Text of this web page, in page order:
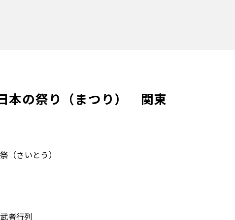
本の祭り（まつり） 関東
（さいとう）
者行列